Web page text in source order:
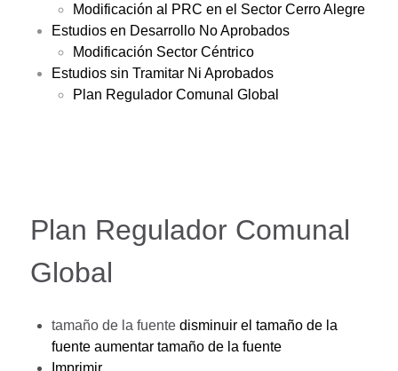
Modificación al PRC en el Sector Cerro Alegre
Estudios en Desarrollo No Aprobados
Modificación Sector Céntrico
Estudios sin Tramitar Ni Aprobados
Plan Regulador Comunal Global
Plan Regulador Comunal
Global
tamaño de la fuente disminuir el tamaño de la
fuente aumentar tamaño de la fuente
Imprimir